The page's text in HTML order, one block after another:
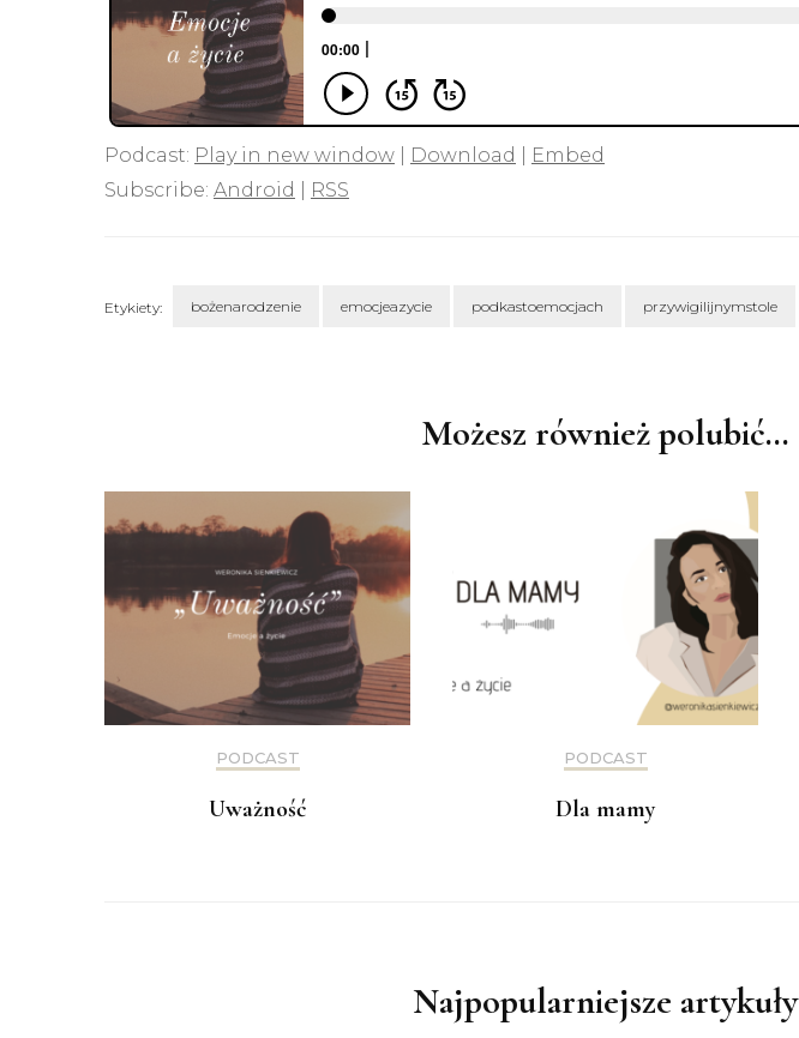
Podcast: Play in new window Download
Embed
Subscribe: Android RSS
Etykiety: bożenarodzenie emocjeazycie podkastoemocjach przywigilijnymstole
Możesz również polubić…
PODCAST
Uważność
PODCAST
Dla mamy
Najpopularniejsze artykuły